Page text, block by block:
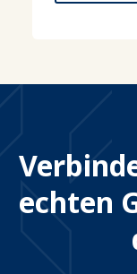
echten